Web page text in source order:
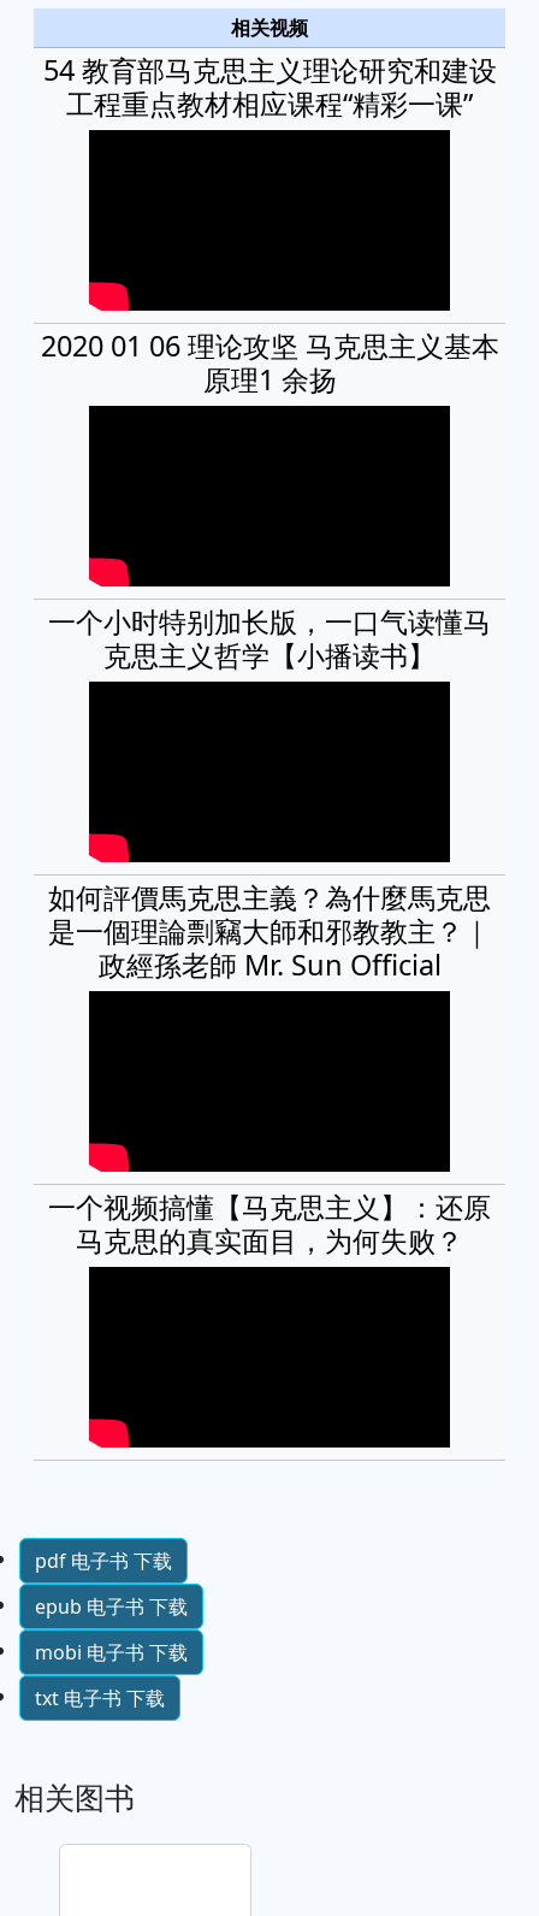
相关视频
54 教育部马克思主义理论研究和建设
工程重点教材相应课程“精彩一课”
2020 01 06 理论攻坚 马克思主义基本
原理1 余扬
一个小时特别加长版，一口气读懂马
克思主义哲学【小播读书】
如何評價馬克思主義？為什麼馬克思
是一個理論剽竊大師和邪教教主？｜
政經孫老師 Mr. Sun Official
一个视频搞懂【马克思主义】：还原
马克思的真实面目，为何失败？
pdf 电子书 下载
epub 电子书 下载
mobi 电子书 下载
txt 电子书 下载
相关图书